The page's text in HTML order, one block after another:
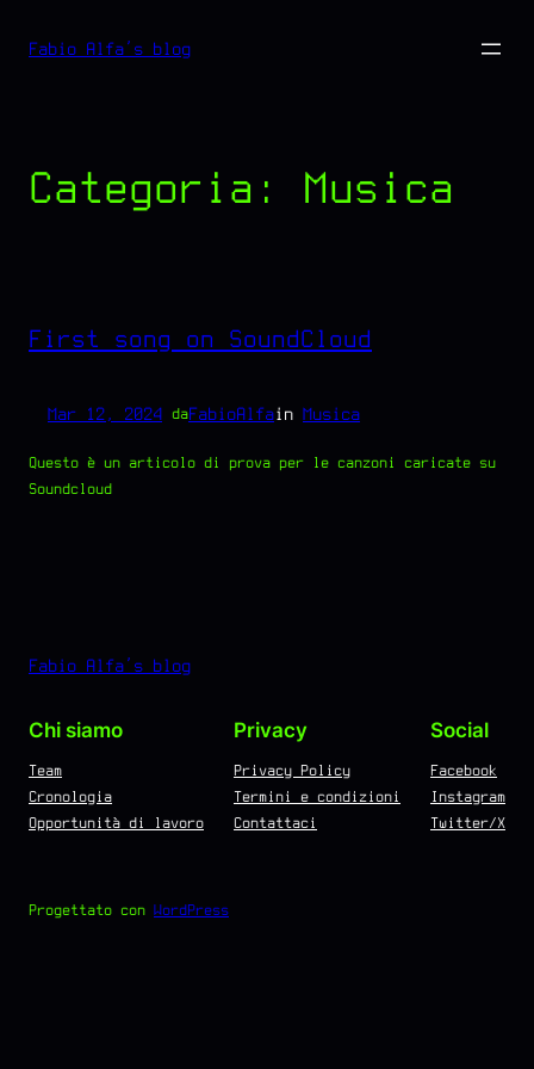
Fabio Alfa's blog
Categoria: Musica
First song on SoundCloud
Mar 12, 2024 daFabioAlfain Musica
Questo è un articolo di prova per le canzoni caricate su
Soundcloud
Fabio Alfa's blog
Chi siamo
Team
Cronologia
Opportunità di lavoro
Privacy
Privacy Policy
Termini e condizioni
Contattaci
Social
Facebook
Instagram
Twitter/X
Progettato con WordPress